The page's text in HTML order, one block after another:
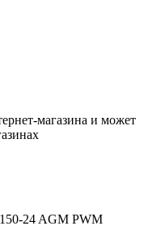
магазина и может
24 AGM PWM